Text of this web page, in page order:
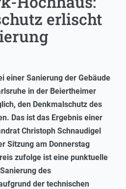
erlischt
einer Sanierung der Gebäude
in der Beiertheimer
den Denkmalschutz des
Das ist das Ergebnis einer
Christoph Schnaudigel
Sitzung am Donnerstag
zufolge ist eine punktuelle
des
der technischen